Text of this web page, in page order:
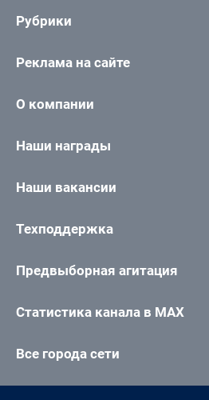
Рубрики
Реклама на сайте
О компании
Наши награды
Наши вакансии
Техподдержка
Предвыборная агитация
Статистика канала в MAX
Все города сети